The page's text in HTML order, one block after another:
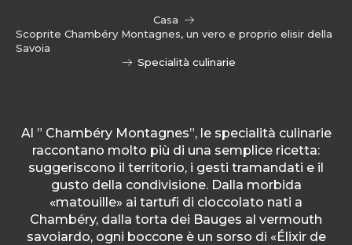
Casa
Scoprite Chambéry Montagnes, un vero e proprio elisir della
Savoia
Specialità culinarie
Al ” Chambéry Montagnes”, le specialità culinarie
raccontano molto più di una semplice ricetta:
suggeriscono il territorio, i gesti tramandati e il
gusto della condivisione. Dalla morbida
«matouille» ai tartufi di cioccolato nati a
Chambéry, dalla torta dei Bauges al vermouth
savoiardo, ogni boccone è un sorso di «Élixir de